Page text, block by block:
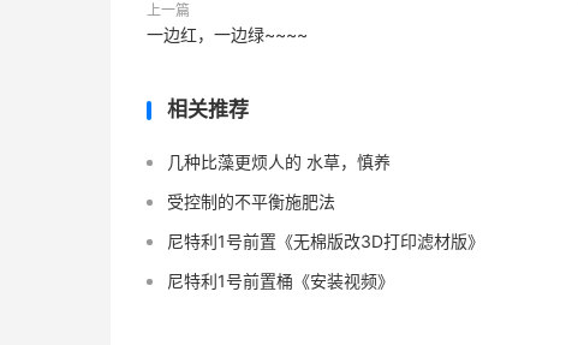
上一篇
一边红，一边绿~~~~
相关推荐
几种比藻更烦人的 水草，慎养
受控制的不平衡施肥法
尼特利1号前置《无棉版改3D打印滤材版》
尼特利1号前置桶《安装视频》